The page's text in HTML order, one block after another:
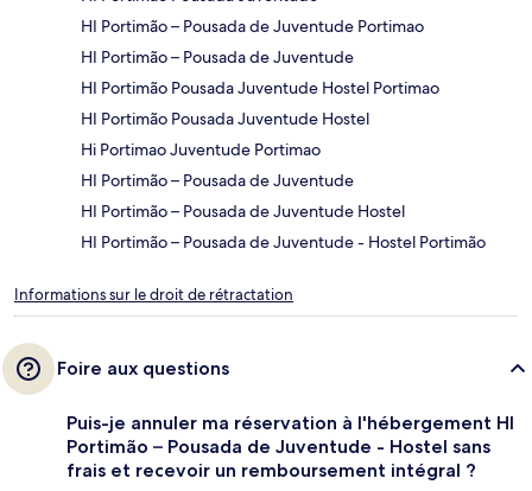
HI Portimão – Pousada de Juventude Portimao
HI Portimão – Pousada de Juventude
HI Portimão Pousada Juventude Hostel Portimao
HI Portimão Pousada Juventude Hostel
Hi Portimao Juventude Portimao
HI Portimão – Pousada de Juventude
HI Portimão – Pousada de Juventude Hostel
HI Portimão – Pousada de Juventude - Hostel Portimão
Informations sur le droit de rétractation
Foire aux questions
Puis-je annuler ma réservation à l'hébergement HI
Portimão – Pousada de Juventude - Hostel sans
frais et recevoir un remboursement intégral ?